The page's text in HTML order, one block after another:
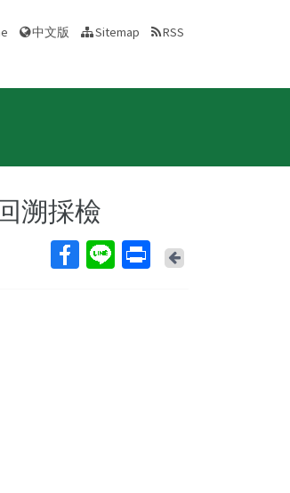
中文版 Sitemap RSS
溯採檢
Back